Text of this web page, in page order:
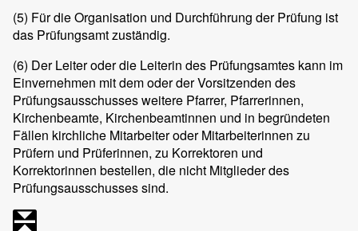
(5) Für die Organisation und Durchführung der Prüfung ist
das Prüfungsamt zuständig.
(6) Der Leiter oder die Leiterin des Prüfungsamtes kann im
Einvernehmen mit dem oder der Vorsitzenden des
Prüfungsausschusses weitere Pfarrer, Pfarrerinnen,
Kirchenbeamte, Kirchenbeamtinnen und in begründeten
Fällen kirchliche Mitarbeiter oder Mitarbeiterinnen zu
Prüfern und Prüferinnen, zu Korrektoren und
Korrektorinnen bestellen, die nicht Mitglieder des
Prüfungsausschusses sind.